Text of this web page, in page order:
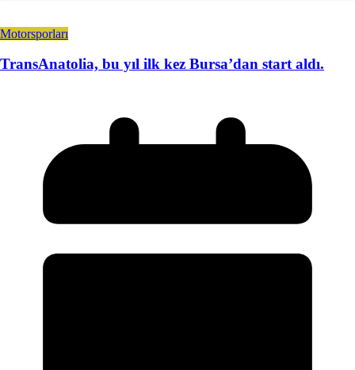
Motorsporları
TransAnatolia, bu yıl ilk kez Bursa’dan start aldı.